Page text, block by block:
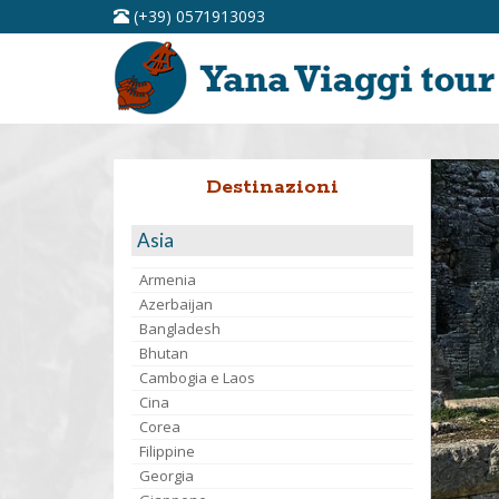
(+39) 0571913093
Destinazioni
Asia
Armenia
Azerbaijan
Bangladesh
Bhutan
Cambogia e Laos
Cina
Corea
Filippine
Georgia